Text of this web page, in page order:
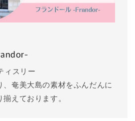
ィスリー
、奄美大島の素材をふんだんに
えております。